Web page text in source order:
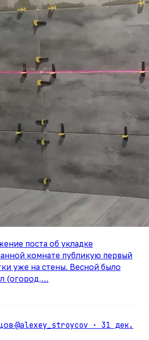
поста об укладке
комнате публикую первый
уже на стены. Весной было
(огород,…
·@alexey_stroycov · 31 дек.